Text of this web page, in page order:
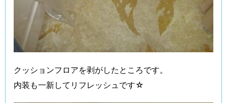
クッションフロアを剥がしたところです。
内装も一新してリフレッシュです☆